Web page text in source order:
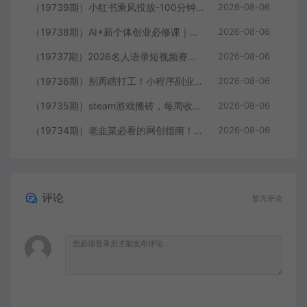
（19739期）小红书乘风投放-100分钟实操课｜开户返点·标准投搭建·莱卡定向，新店建模撬动笔记自然流量全套教学 2026-08-06
（19738期）AI+新个体创业必修课｜道法术器｜商业逻辑·小红书流量·AI智能体｜低成本打造个人变现小生意全套教学 2026-08-06
（19737期）2026名人语录短视频赛道全攻略；从文案撰写到声音克隆部署，系统掌握涨粉变现双赢制作技术 2026-08-06
（19736期）别再瞎打工！小程序副业每天稳定躺赚200+ 2026-08-06
（19735期）steam游戏搬砖，每周收益20-80%，只需操作1-2个小时，月入稳稳过万，零风险长期做 2026-08-06
（19734期）老韭菜必看的网创指南！了解项目类型，才能找到好的项目，才能拿到想要的结果 2026-08-06
评论 暂无评论